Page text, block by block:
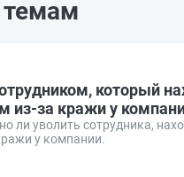
который
из-за кражи у
ли уволить сотрудника,
у компании.